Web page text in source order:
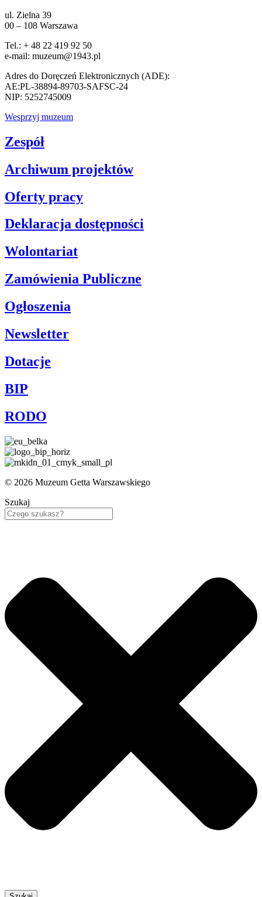
ul. Zielna 39
00 – 108 Warszawa
Tel.: + 48 22 419 92 50
e-mail: muzeum@1943.pl
Adres do Doręczeń Elektronicznych (ADE):
AE:PL-38894-89703-SAFSC-24
NIP: 5252745009
Wesprzyj muzeum
Zespół
Archiwum projektów
Oferty pracy
Deklaracja dostępności
Wolontariat
Zamówienia Publiczne
Ogłoszenia
Newsletter
Dotacje
BIP
RODO
© 2026 Muzeum Getta Warszawskiego
Szukaj